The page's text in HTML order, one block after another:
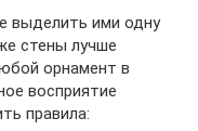
выделить ими одну
стены лучше
орнамент в
восприятие
правила: